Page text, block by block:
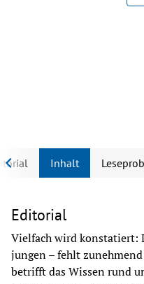
Inhalt
Editorial
Vielfach wird konstatiert:
jungen – fehlt zunehmend
betrifft das Wissen rund